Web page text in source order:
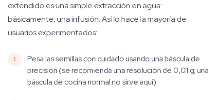
extendido es una simple extracción en agua:
básicamente, una infusión. Así lo hace la mayoría de
usuarios experimentados:
Pesa las semillas con cuidado usando una báscula de
precisión (se recomienda una resolución de 0,01 g; una
báscula de cocina normal no sirve aquí).